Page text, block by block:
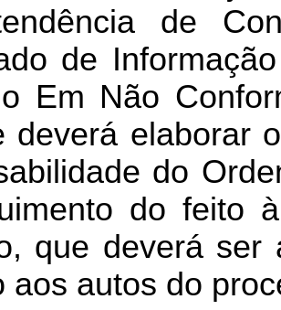
de
de
Em Não
deverá elaborar
do
do feito
que deverá
aos autos do